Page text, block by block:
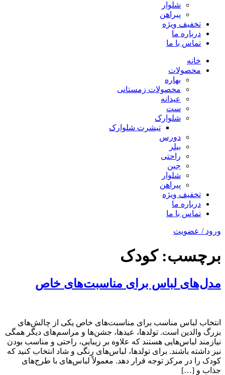
شلوار
پیراهن
تخفیف ویژه
درباره ما
تماس با ما
خانه
محصولات
بهاره
محصولات زمستانی
عیدانه
ست
شلوارک
تیشرت شلوارک
دورس
بیلر
راحتی
جین
شلوار
پیراهن
تخفیف ویژه
درباره ما
تماس با ما
ورود / عضویت
برچسب:کودک
مدل‌های لباس برای مناسبت‌های خاص
انتخاب لباس مناسب برای مناسبت‌های خاص یکی از چالش‌های
بزرگ والدین است. تولدها، عیدها، جشن‌ها و مراسم‌های دیگر همگی
نیازمند لباس‌هایی هستند که علاوه بر زیبایی، راحتی و مناسب بودن
نیز داشته باشند. برای تولدها، لباس‌های رنگی و شاد انتخاب کنید که
کودک را در مرکز توجه قرار دهد. معمولاً لباس‌های با طرح‌های
جذاب و […]